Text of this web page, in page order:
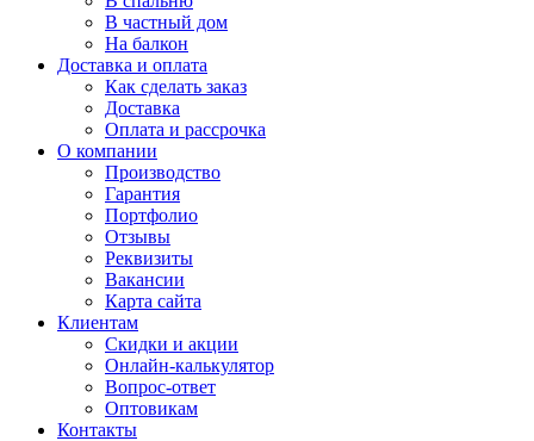
В частный дом
На балкон
Доставка и оплата
Как сделать заказ
Доставка
Оплата и рассрочка
О компании
Производство
Гарантия
Портфолио
Отзывы
Реквизиты
Вакансии
Карта сайта
Клиентам
Скидки и акции
Онлайн-калькулятор
Вопрос-ответ
Оптовикам
Контакты